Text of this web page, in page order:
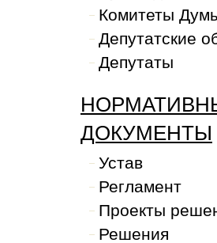
Комитеты
Депутатские
Депутаты
ДОКУМЕНТЫ
Устав
Регламент
Проекты
Решения